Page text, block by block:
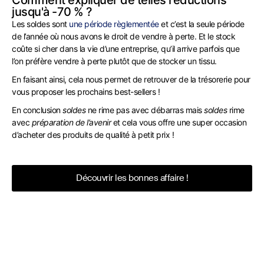
jusqu'à -70 % ?
Les soldes sont une période règlementéeet c’est la seule période
de l’année où nous avons le droit de vendre à perte. Et le stock
coûte si cher dans la vie d’une entreprise, qu’il arrive parfois que
l’on préfère vendre à perte plutôt que de stocker un tissu.
En faisant ainsi, cela nous permet de retrouver de la trésorerie pour
vous proposer les prochains best-sellers !
En conclusionsoldes ne rime pas avec débarras maissoldes rime
avec préparation de l’aveniret cela vous offre une super occasion
d’acheter des produits de qualité à petit prix !
Découvrir les bonnes affaire !